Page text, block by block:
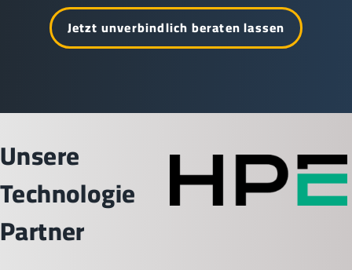
Jetzt unverbindlich beraten lassen
Unsere
Technologie
Partner